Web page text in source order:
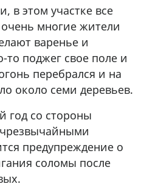
в этом участке все
многие жители
варенье и
поджег свое поле и
перебрался и на
около семи деревьев.
год со стороны
предупреждение о
соломы после